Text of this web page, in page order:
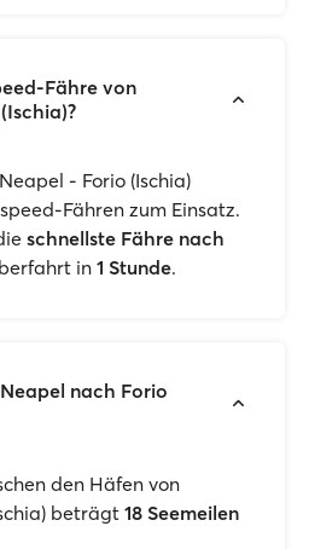
Fähre von
- Forio (Ischia)
Fähren zum Einsatz.
schnellste Fähre nach
in 1 Stunde.
nach Forio
den Häfen von
beträgt 18 Seemeilen